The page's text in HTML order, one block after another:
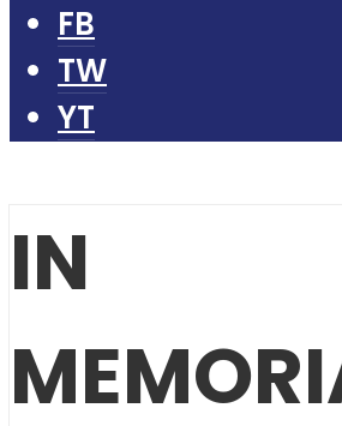
FB
TW
YT
IN